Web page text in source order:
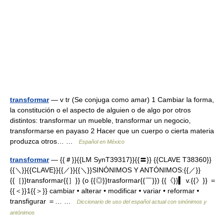
transformar— v tr (Se conjuga como amar) 1 Cambiar la forma,
la constitución o el aspecto de alguien o de algo por otros
distintos: transformar un mueble, transformar un negocio,
transformarse en payaso 2 Hacer que un cuerpo o cierta materia
produzca otros… …
Español en México
transformar— {{＃}}{{LM SynT39317}}{{〓}} {{CLAVE T38360}}
{{＼}}{{CLAVE}}{{／}}{{＼}}SINÓNIMOS Y ANTÓNIMOS:{{／}}
{{［}}transformar{{］}} (o {{◎}}trasformar{{￣}}) {{《}}▍ v.{{》}} ＝
{{＜}}1{{＞}} cambiar • alterar • modificar • variar • reformar •
transfigurar ＝… …
Diccionario de uso del español actual con sinónimos y
antónimos